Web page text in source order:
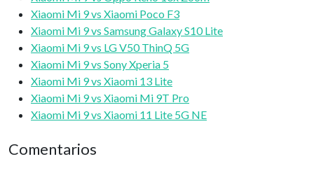
Xiaomi Mi 9 vs Xiaomi Poco F3
Xiaomi Mi 9 vs Samsung Galaxy S10 Lite
Xiaomi Mi 9 vs LG V50 ThinQ 5G
Xiaomi Mi 9 vs Sony Xperia 5
Xiaomi Mi 9 vs Xiaomi 13 Lite
Xiaomi Mi 9 vs Xiaomi Mi 9T Pro
Xiaomi Mi 9 vs Xiaomi 11 Lite 5G NE
Comentarios